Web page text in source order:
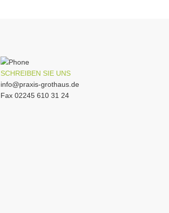
SCHREIBEN SIE UNS
info@praxis-grothaus.de
Fax 02245 610 31 24